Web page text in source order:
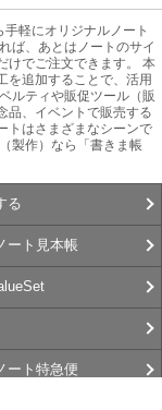
手軽にオリジナルノート
ば、あとはノートのサイ
けでご注文できます。 本
を追加することで、活用
ルティや販促ツール（販
品、イベントで販売する
トはさまざまなシーンで
製作）なら「書きま帳
る
ート見本帳
ート特急便